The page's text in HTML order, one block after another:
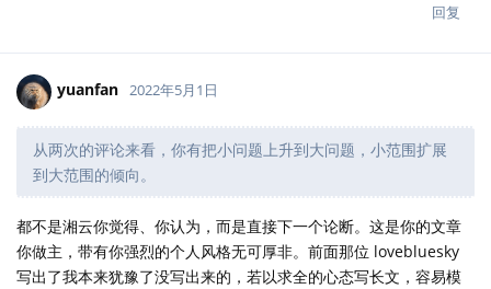
回复
yuanfan 2022年5月1日
从两次的评论来看，你有把小问题上升到大问题，小范围扩展
到大范围的倾向。
都不是湘云你觉得、你认为，而是直接下一个论断。这是你的文章
你做主，带有你强烈的个人风格无可厚非。前面那位 lovebluesky
写出了我本来犹豫了没写出来的，若以求全的心态写长文，容易模